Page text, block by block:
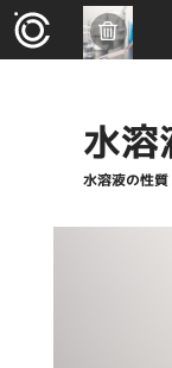
水溶
水溶液の性